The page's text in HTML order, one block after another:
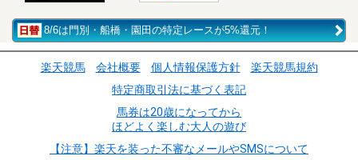
8/6は門別・船橋・園田の特定レースが5%還元！
楽天競馬 会社概要 個人情報保護方針
楽天競馬規約
特定商取引法に基づく表記
馬券は20歳になってから
ほどよく楽しむ大人の遊び
【注意】楽天を装った不審なメールやSMSについて